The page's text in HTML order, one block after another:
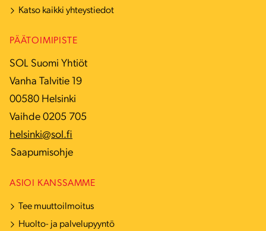
Katso kaikki yhteystiedot
PÄÄTOIMIPISTE
SOL Suomi Yhtiöt
Vanha Talvitie 19
00580 Helsinki
Vaihde 0205 705
helsinki@sol.fi
Saapumisohje
ASIOI KANSSAMME
Tee muuttoilmoitus
Huolto- ja palvelupyyntö